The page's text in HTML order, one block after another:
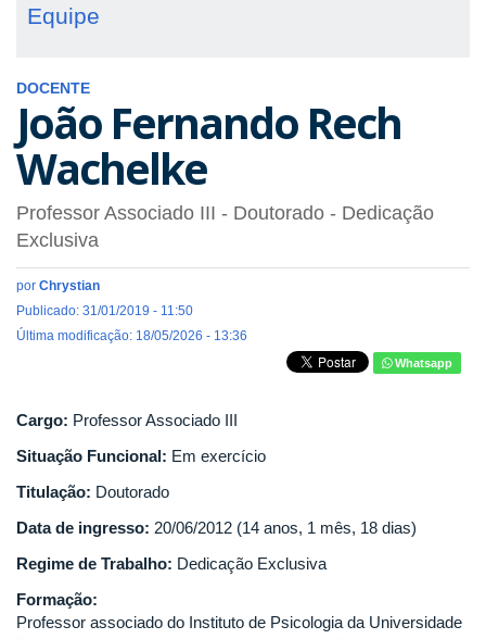
Equipe
DOCENTE
João Fernando Rech
Wachelke
Professor Associado III - Doutorado - Dedicação
Exclusiva
por Chrystian
Publicado: 31/01/2019 - 11:50
Última modificação: 18/05/2026 - 13:36
Whatsapp
Cargo: Professor Associado III
Situação Funcional: Em exercício
Titulação: Doutorado
Data de ingresso: 20/06/2012 (14 anos, 1 mês, 18 dias)
Regime de Trabalho: Dedicação Exclusiva
Formação:
Professor associado do Instituto de Psicologia da Universidade